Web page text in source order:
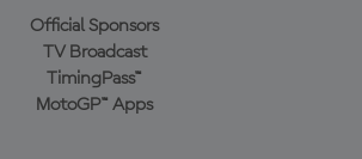
Official Sponsors
TV Broadcast
TimingPass™
MotoGP™ Apps